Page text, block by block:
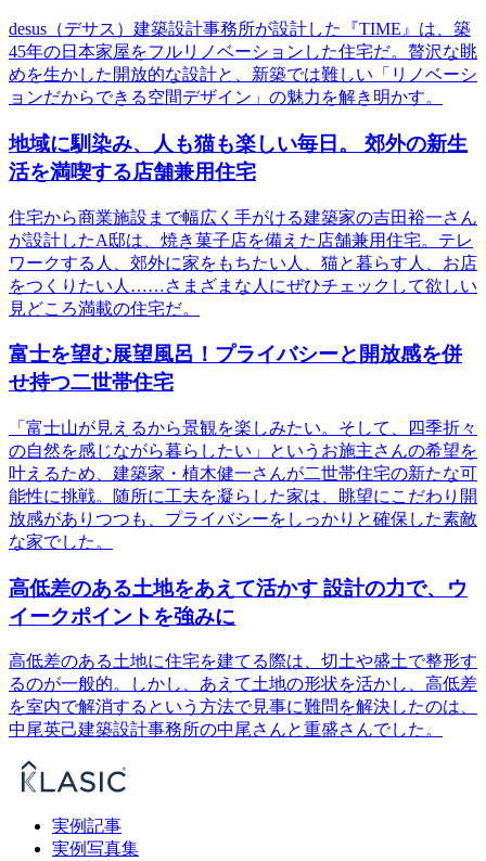
desus（デサス）建築設計事務所が設計した『TIME』は、築
45年の日本家屋をフルリノベーションした住宅だ。贅沢な眺
めを生かした開放的な設計と、新築では難しい「リノベーシ
ョンだからできる空間デザイン」の魅力を解き明かす。
地域に馴染み、人も猫も楽しい毎日。 郊外の新生
活を満喫する店舗兼用住宅
住宅から商業施設まで幅広く手がける建築家の吉田裕一さん
が設計したA邸は、焼き菓子店を備えた店舗兼用住宅。テレ
ワークする人、郊外に家をもちたい人、猫と暮らす人、お店
をつくりたい人……さまざまな人にぜひチェックして欲しい
見どころ満載の住宅だ。
富士を望む展望風呂！プライバシーと開放感を併
せ持つ二世帯住宅
「富士山が見えるから景観を楽しみたい。そして、四季折々
の自然を感じながら暮らしたい」というお施主さんの希望を
叶えるため、建築家・植木健一さんが二世帯住宅の新たな可
能性に挑戦。随所に工夫を凝らした家は、眺望にこだわり開
放感がありつつも、プライバシーをしっかりと確保した素敵
な家でした。
高低差のある土地をあえて活かす 設計の力で、ウ
イークポイントを強みに
高低差のある土地に住宅を建てる際は、切土や盛土で整形す
るのが一般的。しかし、あえて土地の形状を活かし、高低差
を室内で解消するという方法で見事に難問を解決したのは、
中尾英己建築設計事務所の中尾さんと重盛さんでした。
実例記事
実例写真集